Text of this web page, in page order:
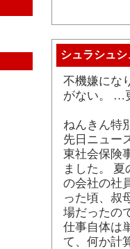
シュラシュ
不機嫌にな
がない。 …
ねんきん特
先日ニュー
東社会保険
ました。
の会社の社
った頃、叔
場だったの
仕事自体は
て、何か計